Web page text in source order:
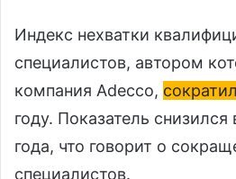
Индекс нехватки
специалистов, автором
компания Adecco,
году. Показатель
года, что говорит о
специалистов.